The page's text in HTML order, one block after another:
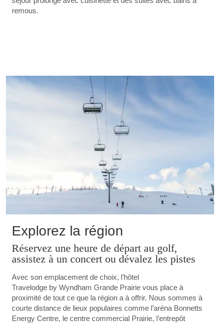
remous.
Explorez la région
Réservez une heure de départ au golf,
assistez à un concert ou dévalez les pistes
Avec son emplacement de choix, l’hôtel
Travelodge by Wyndham Grande Prairie vous place à
proximité de tout ce que la région a à offrir. Nous sommes à
courte distance de lieux populaires comme l’aréna Bonnetts
Energy Centre, le centre commercial Prairie, l’entrepôt